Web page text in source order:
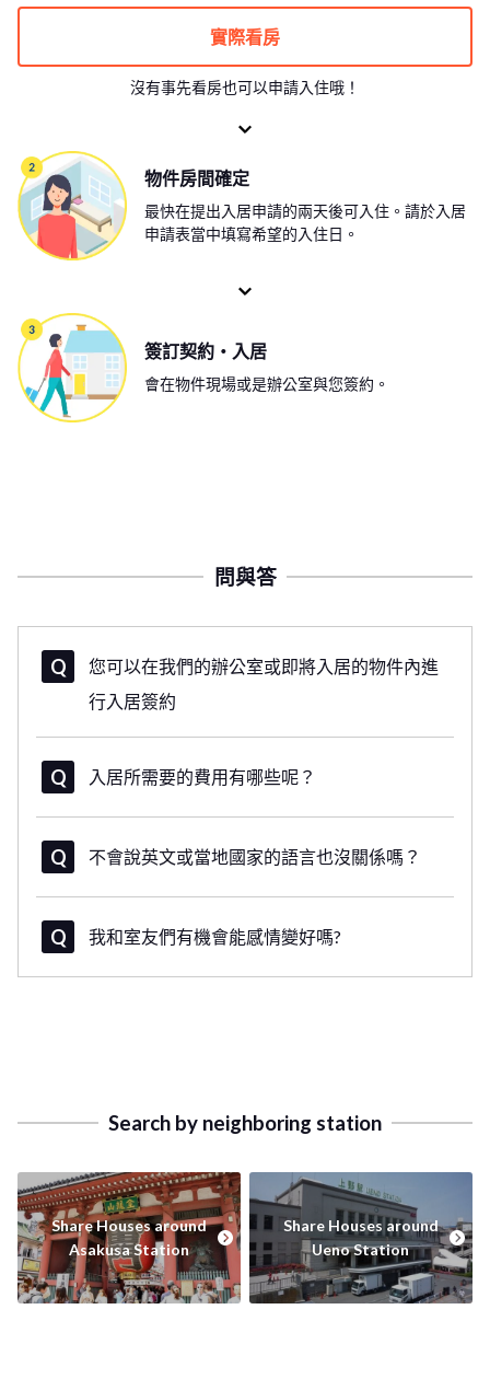
實際看房
沒有事先看房也可以申請入住哦！
物件房間確定
最快在提出入居申請的兩天後可入住。請於入居
申請表當中填寫希望的入住日。
簽訂契約・入居
會在物件現場或是辦公室與您簽約。
問與答
您可以在我們的辦公室或即將入居的物件內進
行入居簽約
入居所需要的費用有哪些呢？
不會說英文或當地國家的語言也沒關係嗎？
我和室友們有機會能感情變好嗎?
Search by neighboring station
Share Houses around
Asakusa Station
Share Houses around
Ueno Station